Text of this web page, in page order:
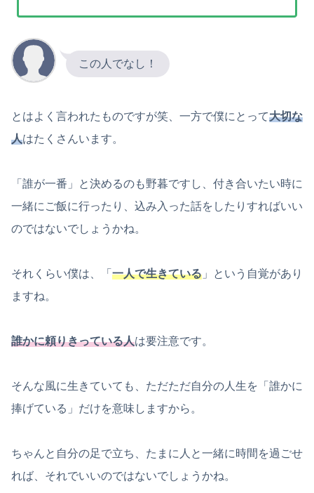
この人でなし！
とはよく言われたものですが笑、一方で僕にとって大切な
人はたくさんいます。
「誰が一番」と決めるのも野暮ですし、付き合いたい時に
一緒にご飯に行ったり、込み入った話をしたりすればいい
のではないでしょうかね。
それくらい僕は、「 一人で生きている 」という自覚があり
ますね。
誰かに頼りきっている人は要注意です。
そんな風に生きていても、ただただ自分の人生を「誰かに
捧げている」だけを意味しますから。
ちゃんと自分の足で立ち、たまに人と一緒に時間を過ごせ
れば、それでいいのではないでしょうかね。